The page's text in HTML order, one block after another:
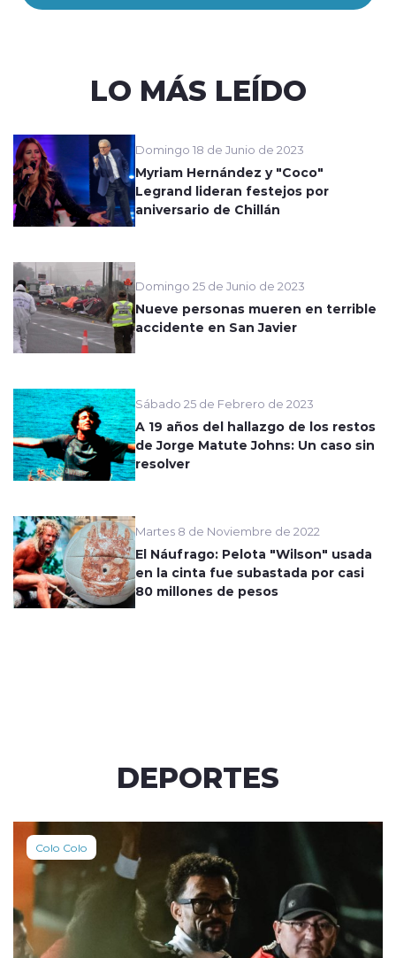
LO MÁS LEÍDO
Domingo 18 de Junio de 2023
Myriam Hernández y "Coco"
Legrand lideran festejos por
aniversario de Chillán
Domingo 25 de Junio de 2023
Nueve personas mueren en terrible
accidente en San Javier
Sábado 25 de Febrero de 2023
A 19 años del hallazgo de los restos
de Jorge Matute Johns: Un caso sin
resolver
Martes 8 de Noviembre de 2022
El Náufrago: Pelota "Wilson" usada
en la cinta fue subastada por casi
80 millones de pesos
DEPORTES
Colo Colo